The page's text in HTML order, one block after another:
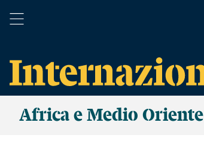
Africa e Medio Oriente